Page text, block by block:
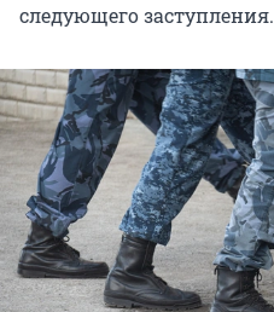
следующего заступления.